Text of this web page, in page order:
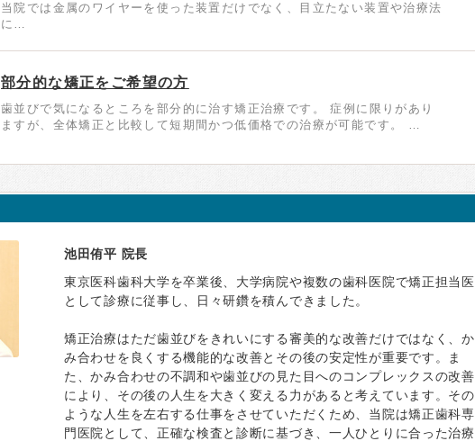
当院では金属のワイヤーを使った装置だけでなく、目立たない装置や治療法
に…
部分的な矯正をご希望の方
歯並びで気になるところを部分的に治す矯正治療です。 症例に限りがあり
ますが、全体矯正と比較して短期間かつ低価格での治療が可能です。 …
池田侑平 院長
東京医科歯科大学を卒業後、大学病院や複数の歯科医院で矯正担当医
として診療に従事し、日々研鑽を積んできました。
矯正治療はただ歯並びをきれいにする審美的な改善だけではなく、か
み合わせを良くする機能的な改善とその後の安定性が重要です。ま
た、かみ合わせの不調和や歯並びの見た目へのコンプレックスの改善
により、その後の人生を大きく変える力があると考えています。その
ような人生を左右する仕事をさせていただくため、当院は矯正歯科専
門医院として、正確な検査と診断に基づき、一人ひとりに合った治療